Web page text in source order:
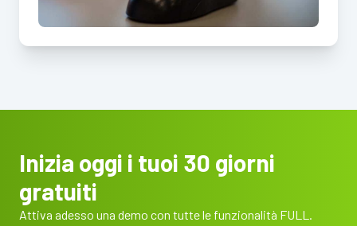
Inizia oggi i tuoi 30 giorni
gratuiti
Attiva adesso una demo con tutte le funzionalità FULL.